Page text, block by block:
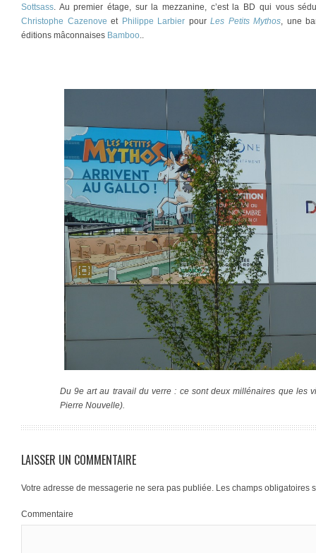
Sottsass. Au premier étage, sur la mezzanine, c’est la BD qui vous
Christophe Cazenove et Philippe Larbier pour Les Petits Mythos, une
éditions mâconnaises Bamboo..
Du 9e art au travail du verre : ce sont deux millénaires que les
Pierre Nouvelle).
LAISSER UN COMMENTAIRE
Votre adresse de messagerie ne sera pas publiée. Les champs obligatoires
Commentaire